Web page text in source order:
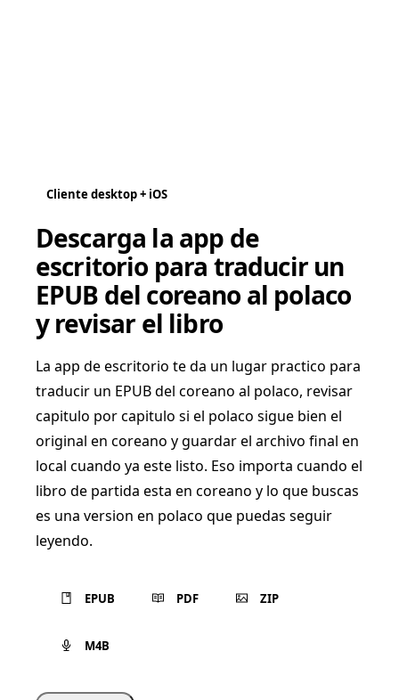
Cliente desktop + iOS
Descarga la app de
escritorio para traducir un
EPUB del coreano al polaco
y revisar el libro
La app de escritorio te da un lugar practico para
traducir un EPUB del coreano al polaco, revisar
capitulo por capitulo si el polaco sigue bien el
original en coreano y guardar el archivo final en
local cuando ya este listo. Eso importa cuando el
libro de partida esta en coreano y lo que buscas
es una version en polaco que puedas seguir
leyendo.
EPUB PDF ZIP
M4B